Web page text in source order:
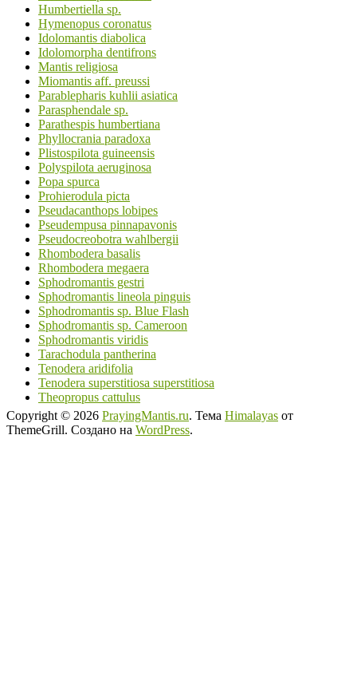
Humbertiella sp.
Hymenopus coronatus
Idolomantis diabolica
Idolomorpha dentifrons
Mantis religiosa
Miomantis aff. preussi
Parablepharis kuhlii asiatica
Parasphendale sp.
Parathespis humbertiana
Phyllocrania paradoxa
Plistospilota guineensis
Polyspilota aeruginosa
Popa spurca
Prohierodula picta
Pseudacanthops lobipes
Pseudempusa pinnapavonis
Pseudocreobotra wahlbergii
Rhombodera basalis
Rhombodera megaera
Sphodromantis gestri
Sphodromantis lineola pinguis
Sphodromantis sp. Blue Flash
Sphodromantis sp. Cameroon
Sphodromantis viridis
Tarachodula pantherina
Tenodera aridifolia
Tenodera superstitiosa superstitiosa
Theopropus cattulus
Copyright © 2026 PrayingMantis.ru. Тема Himalayas от
ThemeGrill. Создано на WordPress.